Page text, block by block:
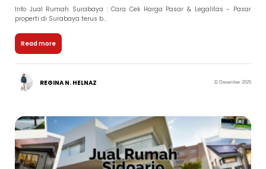
Info Jual Rumah Surabaya : Cara Cek Harga Pasar & Legalitas - Pasar
properti di Surabaya terus b...
Read more
REGINA N. HELNAZ 11 Desember 2025